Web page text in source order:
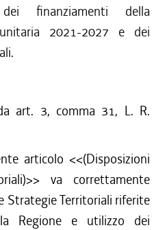
finanziamenti della
2021-2027 e dei
art. 3, comma 31, L. R.
articolo <<(Disposizioni
va correttamente
Strategie Territoriali riferite
Regione e utilizzo dei